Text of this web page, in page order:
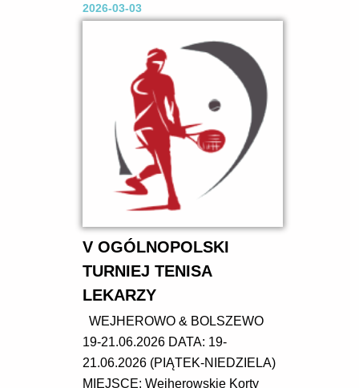
2026-03-03
V OGÓLNOPOLSKI
TURNIEJ TENISA
LEKARZY
WEJHEROWO & BOLSZEWO
19-21.06.2026 DATA: 19-
21.06.2026 (PIĄTEK-NIEDZIELA)
MIEJSCE: Wejherowskie Korty